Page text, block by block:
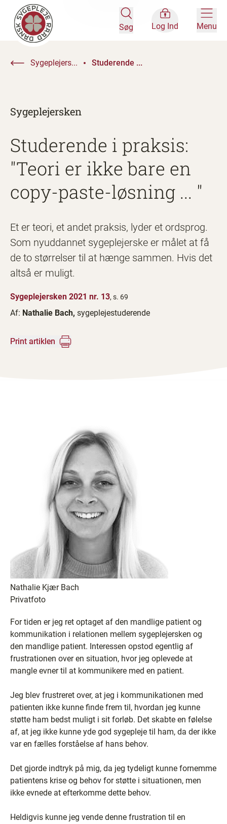
Søg Log Ind Menu
Sygeplejers... Studerende ...
Sygeplejersken
Studerende i praksis:
"Teori er ikke bare en
copy-paste-løsning ... "
Et er teori, et andet praksis, lyder et ordsprog.
Som nyuddannet sygeplejerske er målet at få
de to størrelser til at hænge sammen. Hvis det
altså er muligt.
Sygeplejersken 2021 nr. 13, s. 69
Af: Nathalie Bach, sygeplejestuderende
Print artiklen
Nathalie Kjær Bach
Privatfoto
For tiden er jeg ret optaget af den mandlige patient og
kommunikation i relationen mellem sygeplejersken og
den mandlige patient. Interessen opstod egentlig af
frustrationen over en situation, hvor jeg oplevede at
mangle evner til at kommunikere med en patient.
Jeg blev frustreret over, at jeg i kommunikationen med
patienten ikke kunne finde frem til, hvordan jeg kunne
støtte ham bedst muligt i sit forløb. Det skabte en følelse
af, at jeg ikke kunne yde god sygepleje til ham, da der ikke
var en fælles forståelse af hans behov.
Det gjorde indtryk på mig, da jeg tydeligt kunne fornemme
patientens krise og behov for støtte i situationen, men
ikke evnede at efterkomme dette behov.
Heldigvis kunne jeg vende denne frustration til en